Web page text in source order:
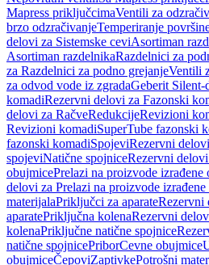
Mapress priključcimaVentili za
brzo odzračivanjeTemperiranje
delovi za Sistemske ceviAsortiman
Asortiman razdelnikaRazdelnici za
za Razdelnici za podno grejanjeVentili
za odvod vode iz zgradaGeberit Silent-
komadiRezervni delovi za Fazonski
delovi za RačveRedukcijeRevizioni
Revizioni komadiSuperTube fazonski
fazonski komadiSpojeviRezervni
spojeviNatične spojniceRezervni
obujmicePrelazi na proizvode izrađene
delovi za Prelazi na proizvode
materijalaPriključci za aparateRezervni
aparatePriključna kolenaRezervni
kolenaPriključne natične spojnice
natične spojnicePriborCevne obujmice
obujmiceČepoviZaptivkePotrošni